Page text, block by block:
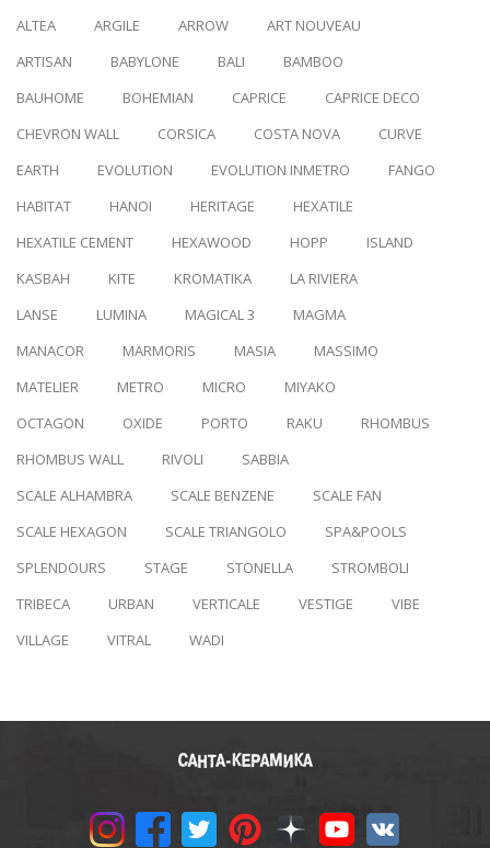
ALTEA ARGILE ARROW
ART NOUVEAU
ARTISAN
BABYLONE BALI
BAMBOO
BAUHOME
BOHEMIAN CAPRICE
CAPRICE DECO
CHEVRON WALL
CORSICA COSTA NOVA
CURVE
EARTH
EVOLUTION EVOLUTION INMETRO
FANGO
HABITAT
HANOI HERITAGE
HEXATILE
HEXATILE CEMENT
HEXAWOOD HOPP
ISLAND
KASBAH
KITE KROMATIKA
LA RIVIERA
LANSE
LUMINA MAGICAL 3
MAGMA
MANACOR
MARMORIS MASIA
MASSIMO
MATELIER
METRO MICRO
MIYAKO
OCTAGON
OXIDE PORTO RAKU
RHOMBUS
RHOMBUS WALL
RIVOLI
SABBIA
SCALE ALHAMBRA
SCALE BENZENE
SCALE FAN
SCALE HEXAGON
SCALE TRIANGOLO
SPA&POOLS
SPLENDOURS
STAGE STONELLA
STROMBOLI
TRIBECA
URBAN VERTICALE VESTIGE
VIBE
VILLAGE
VITRAL WADI